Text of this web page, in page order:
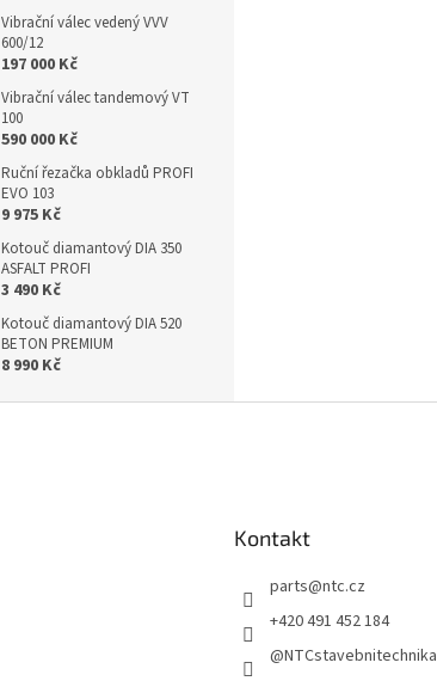
Vibrační válec vedený VVV
600/12
197 000 Kč
Vibrační válec tandemový VT
100
590 000 Kč
Ruční řezačka obkladů PROFI
EVO 103
9 975 Kč
Kotouč diamantový DIA 350
ASFALT PROFI
3 490 Kč
Kotouč diamantový DIA 520
BETON PREMIUM
8 990 Kč
Kontakt
parts@ntc.cz
+420 491 452 184
@NTCstavebnitechnika